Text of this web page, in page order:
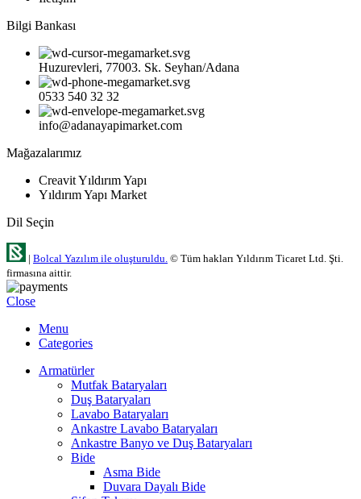
Bilgi Bankası
Huzurevleri, 77003. Sk. Seyhan/Adana
0533 540 32 32
info@adanayapimarket.com
Mağazalarımız
Creavit Yıldırım Yapı
Yıldırım Yapı Market
Dil Seçin
| Bolcal Yazılım ile oluşturuldu. © Tüm hakları Yıldırım Ticaret Ltd. Şti.
firmasına aittir.
Close
Menu
Categories
Armatürler
Mutfak Bataryaları
Duş Bataryaları
Lavabo Bataryaları
Ankastre Lavabo Bataryaları
Ankastre Banyo ve Duş Bataryaları
Bide
Asma Bide
Duvara Dayalı Bide